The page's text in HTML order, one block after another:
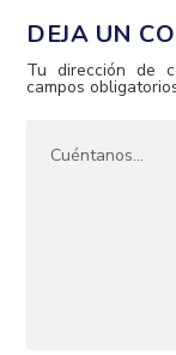
DEJA UN
Tu dirección de
campos